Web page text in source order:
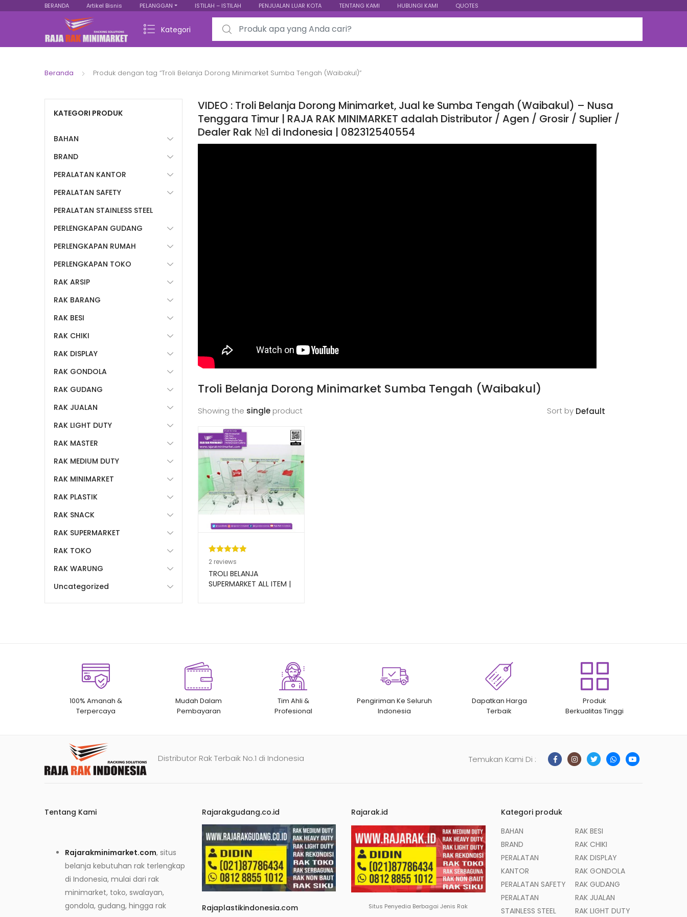
BERANDA Artikel Bisnis PELANGGAN ISTILAH – ISTILAH PENJUALAN LUAR KOTA TENTANG KAMI HUBUNGI KAMI QUOTES
Kategori
Search for:
Beranda Produk dengan tag “Troli Belanja Dorong Minimarket Sumba Tengah (Waibakul)”
VIDEO : Troli Belanja Dorong Minimarket, Jual ke Sumba Tengah (Waibakul) – Nusa
Tenggara Timur | RAJA RAK MINIMARKET adalah Distributor / Agen / Grosir / Suplier /
Dealer Rak №1 di Indonesia | 082312540554
Troli Belanja Dorong Minimarket Sumba Tengah (Waibakul)
Showing the single product Sort by
Peringkat
5.00dari 5
berdasarka
2
2 reviews
TROLI BELANJA
SUPERMARKET ALL ITEM |
KATEGORI PRODUK
BAHAN
BRAND
PERALATAN KANTOR
PERALATAN SAFETY
PERALATAN STAINLESS STEEL
PERLENGKAPAN GUDANG
PERLENGKAPAN RUMAH
PERLENGKAPAN TOKO
RAK ARSIP
RAK BARANG
RAK BESI
RAK CHIKI
RAK DISPLAY
RAK GONDOLA
RAK GUDANG
RAK JUALAN
RAK LIGHT DUTY
RAK MASTER
RAK MEDIUM DUTY
RAK MINIMARKET
RAK PLASTIK
RAK SNACK
RAK SUPERMARKET
RAK TOKO
RAK WARUNG
Uncategorized
100% Amanah &
Terpercaya
Mudah Dalam
Pembayaran
Tim Ahli &
Profesional
Pengiriman Ke Seluruh
Indonesia
Dapatkan Harga
Terbaik
Produk
Berkualitas Tinggi
Distributor Rak Terbaik No.1 di Indonesia Temukan Kami Di :
Tentang Kami
Rajarakminimarket.com, situs
belanja kebutuhan rak terlengkap
di Indonesia, mulai dari rak
minimarket, toko, swalayan,
gondola, gudang, hingga rak
Rajarakgudang.co.id
Rajaplastikindonesia.com
Rajarak.id
Situs Penyedia Berbagai Jenis Rak
Kategori produk
BAHAN
BRAND
PERALATAN
KANTOR
PERALATAN SAFETY
PERALATAN
STAINLESS STEEL
RAK BESI
RAK CHIKI
RAK DISPLAY
RAK GONDOLA
RAK GUDANG
RAK JUALAN
RAK LIGHT DUTY